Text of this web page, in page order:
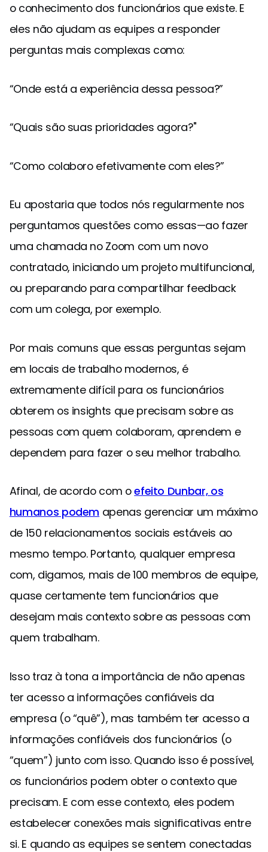
o conhecimento dos funcionários que existe. E
eles não ajudam as equipes a responder
perguntas mais complexas como:
“Onde está a experiência dessa pessoa?”
“Quais são suas prioridades agora?"
“Como colaboro efetivamente com eles?”
Eu apostaria que todos nós regularmente nos
perguntamos questões como essas—ao fazer
uma chamada no Zoom com um novo
contratado, iniciando um projeto multifuncional,
ou preparando para compartilhar feedback
com um colega, por exemplo.
Por mais comuns que essas perguntas sejam
em locais de trabalho modernos, é
extremamente difícil para os funcionários
obterem os insights que precisam sobre as
pessoas com quem colaboram, aprendem e
dependem para fazer o seu melhor trabalho.
Afinal, de acordo com oefeito Dunbar, os
humanos podem apenas gerenciar um máximo
de 150 relacionamentos sociais estáveis ao
mesmo tempo. Portanto, qualquer empresa
com, digamos, mais de 100 membros de equipe,
quase certamente tem funcionários que
desejam mais contexto sobre as pessoas com
quem trabalham.
Isso traz à tona a importância de não apenas
ter acesso a informações confiáveis da
empresa (o “quê”), mas também ter acesso a
informações confiáveis dos funcionários (o
“quem”) junto com isso. Quando isso é possível,
os funcionários podem obter o contexto que
precisam. E com esse contexto, eles podem
estabelecer conexões mais significativas entre
si. E quando as equipes se sentem conectadas